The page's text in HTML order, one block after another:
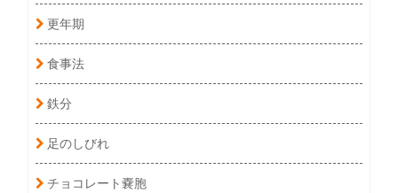
更年期
食事法
鉄分
足のしびれ
チョコレート嚢胞